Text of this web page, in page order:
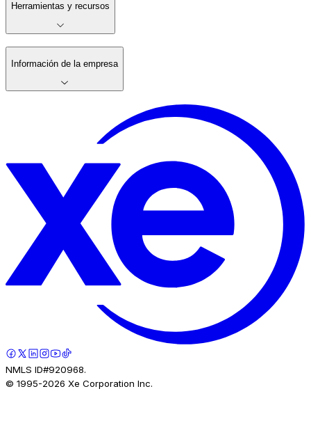
Herramientas y recursos
Información de la empresa
NMLS ID#920968.
© 1995-2026 Xe Corporation Inc.